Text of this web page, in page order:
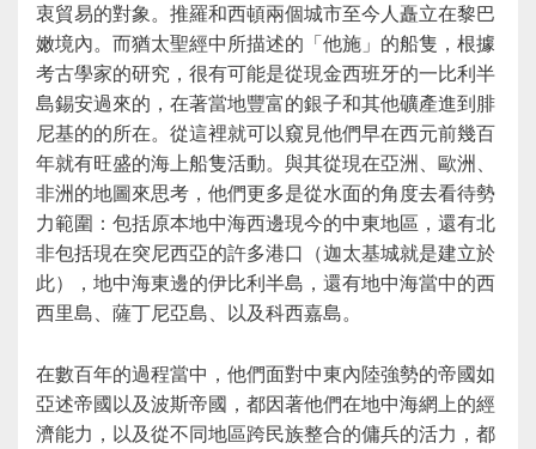
衷貿易的對象。推羅和西頓兩個城市至今人矗立在黎巴
嫩境內。而猶太聖經中所描述的「他施」的船隻，根據
考古學家的研究，很有可能是從現金西班牙的一比利半
島錫安過來的，在著當地豐富的銀子和其他礦產進到腓
尼基的的所在。從這裡就可以窺見他們早在西元前幾百
年就有旺盛的海上船隻活動。與其從現在亞洲、歐洲、
非洲的地圖來思考，他們更多是從水面的角度去看待勢
力範圍：包括原本地中海西邊現今的中東地區，還有北
非包括現在突尼西亞的許多港口（迦太基城就是建立於
此），地中海東邊的伊比利半島，還有地中海當中的西
西里島、薩丁尼亞島、以及科西嘉島。
在數百年的過程當中，他們面對中東內陸強勢的帝國如
亞述帝國以及波斯帝國，都因著他們在地中海網上的經
濟能力，以及從不同地區跨民族整合的傭兵的活力，都